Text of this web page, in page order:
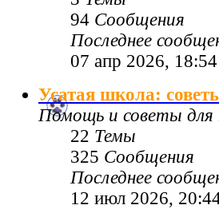
94 Сообщения
Последнее
07 апр 2026, 18:54
Усатая школа:
Помощь и советы для
22 Темы
325 Сообщения
Последнее
12 июл 2026,